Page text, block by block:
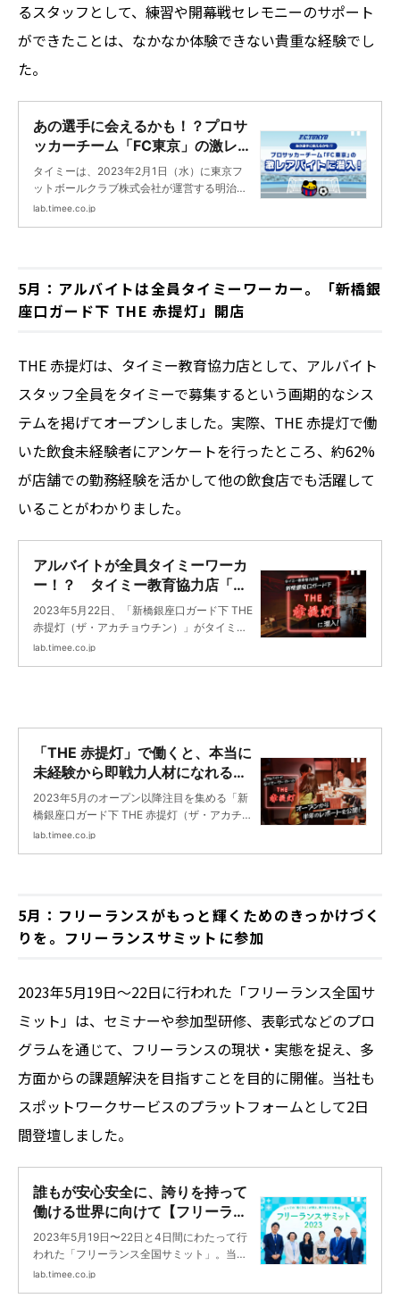
るスタッフとして、練習や開幕戦セレモニーのサポート
ができたことは、なかなか体験できない貴重な経験でし
た。
あの選手に会えるかも！？プロサ
ッカーチーム「FC東京」の激レア
バイトに潜入！ | タイミーラボ -
スキマで働く、世界が広がる。
タイミーは、2023年2月1日（水）に東京フ
ットボールクラブ株式会社が運営する明治安
田生命J1リーグ所属「FC東京」とクラブスポ
lab.timee.co.jp
5月：アルバイトは全員タイミーワーカー。「新橋銀
座口ガード下 THE 赤提灯」開店
THE 赤提灯は、タイミー教育協力店として、アルバイト
スタッフ全員をタイミーで募集するという画期的なシス
テムを掲げてオープンしました。実際、THE 赤提灯で働
いた飲食未経験者にアンケートを行ったところ、約62%
が店舗での勤務経験を活かして他の飲食店でも活躍して
いることがわかりました。
アルバイトが全員タイミーワーカ
ー！？ タイミー教育協力店「新
橋銀座口ガード下 THE 赤提灯」
に潜入！ | タイミーラボ - スキマ
で働く、世界が広がる。
2023年5月22日、「新橋銀座口ガード下 THE
赤提灯（ザ・アカチョウチン）」がタイミー
と(株)ミナデインのコラボレーションのも
す！
lab.timee.co.jp
「THE 赤提灯」で働くと、本当に
未経験から即戦力人材になれるの
か？ オープンから半年、実態を聞
いてみた | タイミーラボ - スキマ
で働く、世界が広がる。
2023年5月のオープン以降注目を集める「新
橋銀座口ガード下 THE 赤提灯（ザ・アカチョ
ウチン）」。株式会社ミナデインとタイミー
ーカーさんの実態を調査。また、感謝祭に潜
入しその様子と店長へのインタビューを行い
lab.timee.co.jp
5月：フリーランスがもっと輝くためのきっかけづく
りを。フリーランスサミットに参加
2023年5月19日〜22日に行われた「フリーランス全国サ
ミット」は、セミナーや参加型研修、表彰式などのプロ
グラムを通じて、フリーランスの現状・実態を捉え、多
方面からの課題解決を目指すことを目的に開催。当社も
スポットワークサービスのプラットフォームとして2日
間登壇しました。
誰もが安心安全に、誇りを持って
働ける世界に向けて【フリーラン
スサミット2023開催レポート】 |
タイミーラボ - スキマで働く、世
界が広がる。
2023年5月19日〜22日と4日間にわたって行
われた「フリーランス全国サミット」。当社
もスポットワークサービスのプラットフォー
lab.timee.co.jp